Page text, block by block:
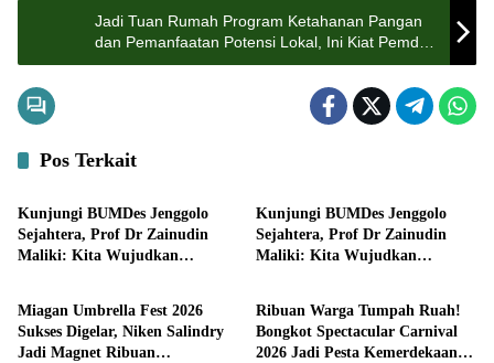
Jadi Tuan Rumah Program Ketahanan Pangan
dan Pemanfaatan Potensi Lokal, Ini Kiat Pemdes
Made, Kecamatan Kudu
Pos Terkait
Pemerintahan
Kunjungi BUMDes Jenggolo
Sejahtera, Prof Dr Zainudin
Maliki: Kita Wujudkan
Kunjungi BUMDes Jenggolo
Sejahtera, Prof Dr Zainudin
Maliki: Kita Wujudkan
Pemerintahan
Miagan Umbrella Fest 2026
Sukses Digelar, Niken Salindry
Jadi Magnet Ribuan
Pemerintahan
Ribuan Warga Tumpah Ruah!
Bongkot Spectacular Carnival
2026 Jadi Pesta Kemerdekaan
Pemerintahan Pemerintahan